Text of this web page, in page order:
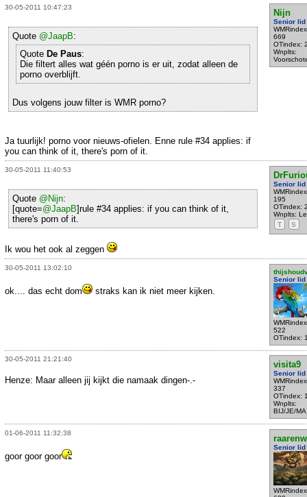
30-05-2011 10:47:23
Nijn
Senior lid
669
OTindex:
Wnplts:
Quote @JaapB:
Quote De Paus:
Die filtert alles wat géén porno is er uit, zodat alleen de
porno overblijft.
Dus volgens jouw filter is WMR porno?
Ja tuurlijk! porno voor nieuws-ofielen. Enne rule #34 applies: if
you can think of it, there's porn of it.
30-05-2011 11:40:53
Senior lid
195
OTindex:
Wnplts:
T
S
Quote @Nijn:
[quote=@JaapB]rule #34 applies: if you can think of it,
there's porn of it.
Ik wou het ook al zeggen
30-05-2011 13:02:10
Senior lid
522
OTindex:
ok.... das echt dom straks kan ik niet meer kijken.
30-05-2011 21:21:40
visita9
Senior lid
337
OTindex:
Wnplts:
BIJ/JE/MA
Henze: Maar alleen jij kijkt die namaak dingen-.-
01-06-2011 11:32:38
Senior lid
goor goor goor